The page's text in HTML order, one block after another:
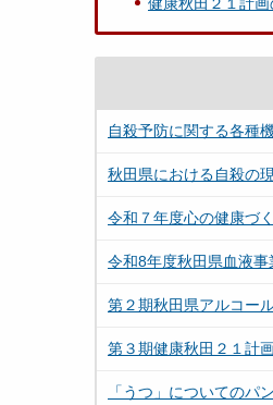
自殺予防に関する各種
秋田県における自殺の
令和７年度心の健康づ
令和8年度秋田県血液
第２期秋田県アルコー
第３期健康秋田２１計
「うつ」についてのパ